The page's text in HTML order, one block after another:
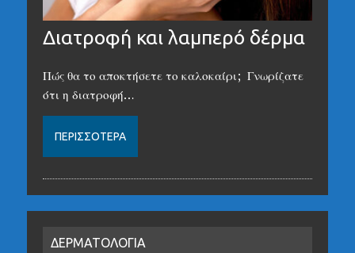
Διατροφή και λαμπερό δέρμα
Πώς θα το αποκτήσετε το καλοκαίρι; Γνωρίζατε
ότι η διατροφή…
ΠΕΡΙΣΣΌΤΕΡΑ
ΔΕΡΜΑΤΟΛΟΓΙΑ